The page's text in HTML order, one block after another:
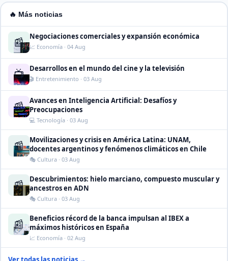
🔥 Más noticias
📰 Negociaciones comerciales y expansión económica
📈 Economía · 04 Aug
📺 Desarrollos en el mundo del cine y la televisión
🎬 Entretenimiento · 03 Aug
📰
Avances en Inteligencia Artificial: Desafíos y
Preocupaciones
💻 Tecnología · 03 Aug
📰
Movilizaciones y crisis en América Latina: UNAM,
docentes argentinos y fenómenos climáticos en Chile
🎭 Cultura · 03 Aug
📰
Descubrimientos: hielo marciano, compuesto muscular y
ancestros en ADN
🎭 Cultura · 03 Aug
📰
Beneficios récord de la banca impulsan al IBEX a
máximos históricos en España
📈 Economía · 02 Aug